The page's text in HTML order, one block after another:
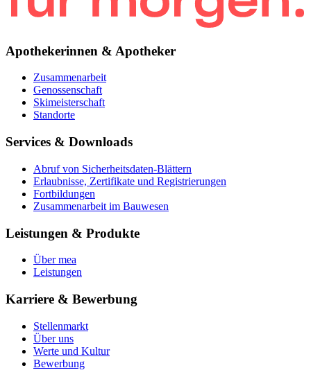
Apothekerinnen & Apotheker
Zusammenarbeit
Genossenschaft
Skimeisterschaft
Standorte
Services & Downloads
Abruf von Sicherheitsdaten-Blättern
Erlaubnisse, Zertifikate und Registrierungen
Fortbildungen
Zusammenarbeit im Bauwesen
Leistungen & Produkte
Über mea
Leistungen
Karriere & Bewerbung
Stellenmarkt
Über uns
Werte und Kultur
Bewerbung